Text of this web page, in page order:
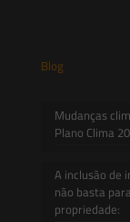
Blog
Mudanças
Plano Clima
A inclusão de
não basta
propriedade: